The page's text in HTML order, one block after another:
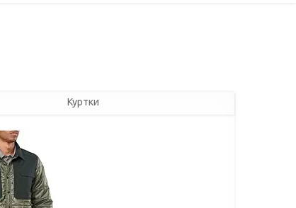
Куртки